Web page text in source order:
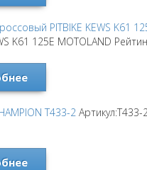
PITBIKE KEWS K61
K61 125E MOTOLAND
T433-2 Артикул:T433-